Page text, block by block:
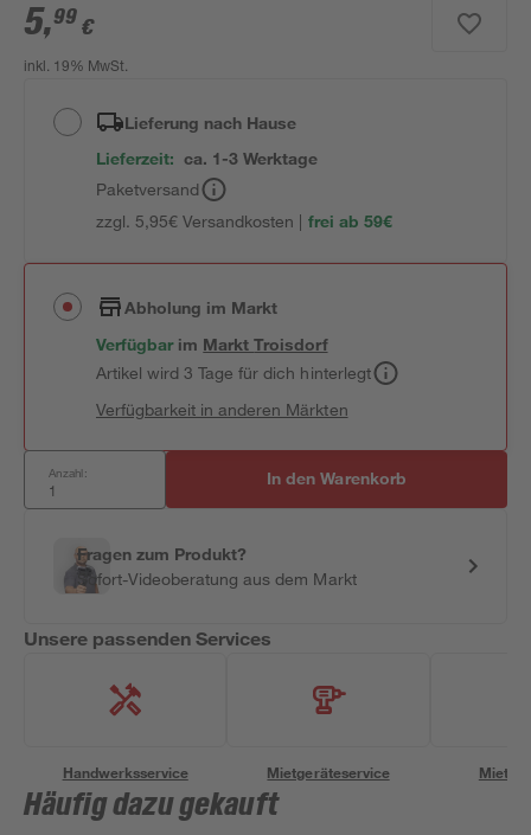
5,99 €
inkl. 19% MwSt.
Lieferung nach Hause
Lieferzeit: ca. 1-3 Werktage
Paketversand
zzgl. 5,95€ Versandkosten | frei ab 59€
Abholung im Markt
Verfügbar im MarktTroisdorf
Artikel wird 3 Tage für dich hinterlegt
Verfügbarkeit in anderen Märkten
Anzahl: In den Warenkorb
Fragen zum Produkt?
Sofort-Videoberatung aus dem Markt
Unsere passenden Services
Handwerksservice Mietgeräteservice
Häufig dazu gekauft